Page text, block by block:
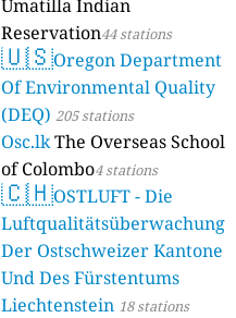
Umatilla Indian
Reservation44 stations
🇺🇸Oregon Department
Of Environmental Quality
(DEQ) 205 stations
Osc.lkThe Overseas School
of Colombo4 stations
🇨🇭OSTLUFT - Die
Luftqualitätsüberwachung
Der Ostschweizer Kantone
Und Des Fürstentums
Liechtenstein 18 stations